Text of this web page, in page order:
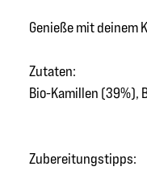
Genieße mit deinem
Zutaten:
Bio-Kamillen (39%),
Zubereitungstipps: